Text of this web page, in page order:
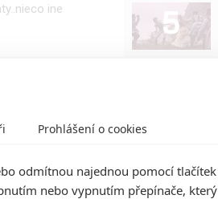
ine
5
6
Prohlášení o cookies
odmítnou najednou pomocí tlačítek
nebo vypnutím přepínače, který